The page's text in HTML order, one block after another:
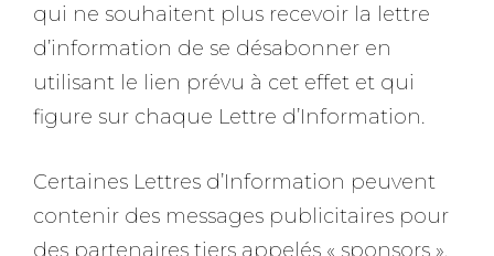
qui ne souhaitent plus recevoir la lettre
d’information de se désabonner en
utilisant le lien prévu à cet effet et qui
figure sur chaque Lettre d’Information.
Certaines Lettres d’Information peuvent
contenir des messages publicitaires pour
des partenaires tiers appelés « sponsors ».